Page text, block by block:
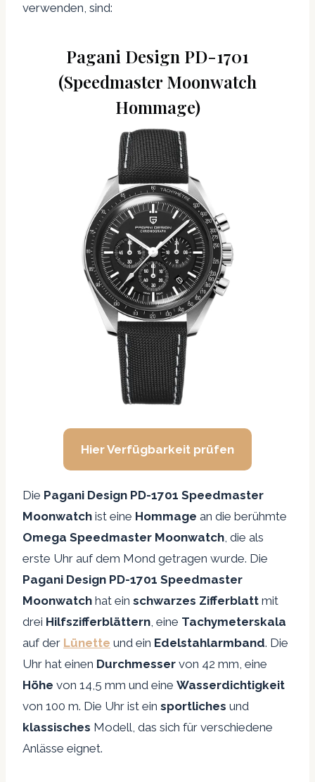
verwenden, sind:
Pagani Design PD-1701
(Speedmaster Moonwatch
Hommage)
Hier Verfügbarkeit prüfen
Die Pagani Design PD-1701 Speedmaster
Moonwatch ist eine Hommage an die berühmte
Omega Speedmaster Moonwatch, die als
erste Uhr auf dem Mond getragen wurde. Die
Pagani Design PD-1701 Speedmaster
Moonwatch hat ein schwarzes Zifferblatt mit
drei Hilfszifferblättern, eine Tachymeterskala
auf der Lünette und ein Edelstahlarmband. Die
Uhr hat einen Durchmesser von 42 mm, eine
Höhe von 14,5 mm und eine Wasserdichtigkeit
von 100 m. Die Uhr ist ein sportliches und
klassisches Modell, das sich für verschiedene
Anlässe eignet.